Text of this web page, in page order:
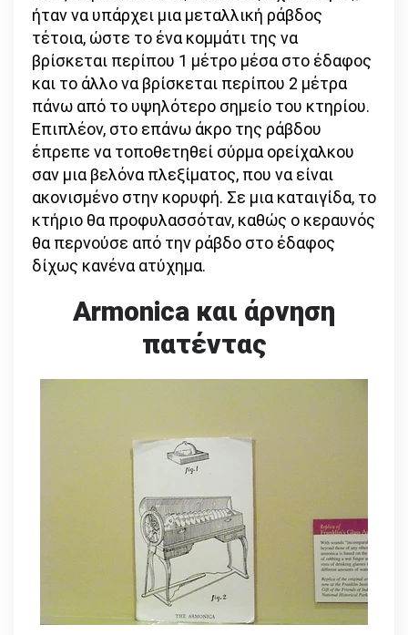
ήταν να υπάρχει μια μεταλλική ράβδος
τέτοια, ώστε το ένα κομμάτι της να
βρίσκεται περίπου 1 μέτρο μέσα στο έδαφος
και το άλλο να βρίσκεται περίπου 2 μέτρα
πάνω από το υψηλότερο σημείο του κτηρίου.
Επιπλέον, στο επάνω άκρο της ράβδου
έπρεπε να τοποθετηθεί σύρμα ορείχαλκου
σαν μια βελόνα πλεξίματος, που να είναι
ακονισμένο στην κορυφή. Σε μια καταιγίδα, το
κτήριο θα προφυλασσόταν, καθώς ο κεραυνός
θα περνούσε από την ράβδο στο έδαφος
δίχως κανένα ατύχημα.
Armonica και άρνηση
πατέντας